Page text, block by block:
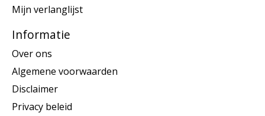
Mijn verlanglijst
Informatie
Over ons
Algemene voorwaarden
Disclaimer
Privacy beleid